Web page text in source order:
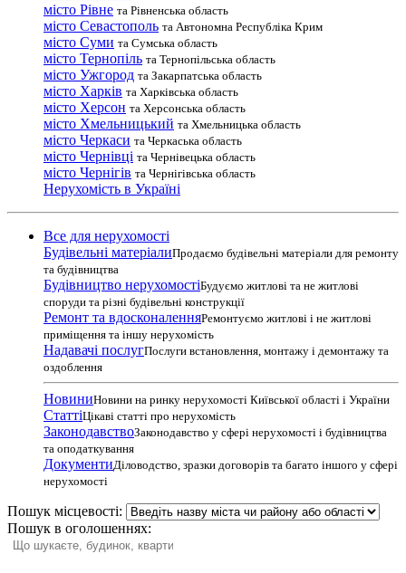
місто Рівне та Рівненська область
місто Севастополь та Автономна Республіка Крим
місто Суми та Сумська область
місто Тернопіль та Тернопільська область
місто Ужгород та Закарпатська область
місто Харків та Харківська область
місто Херсон та Херсонська область
місто Хмельницький та Хмельницька область
місто Черкаси та Черкаська область
місто Чернівці та Чернівецька область
місто Чернігів та Чернігівська область
Нерухомість в Україні
Все для нерухомості
Будівельні матеріалиПродаємо будівельні матеріали для ремонту
та будівництва
Будівництво нерухомостіБудуємо житлові та не житлові
споруди та різні будівельні конструкції
Ремонт та вдосконаленняРемонтуємо житлові і не житлові
приміщення та іншу нерухомість
Надавачі послугПослуги встановлення, монтажу і демонтажу та
оздоблення
НовиниНовини на ринку нерухомості Київської області і України
СтаттіЦікаві статті про нерухомість
ЗаконодавствоЗаконодавство у сфері нерухомості і будівництва
та оподаткування
ДокументиДіловодство, зразки договорів та багато іншого у сфері
нерухомості
Пошук місцевості:
Пошук в оголошеннях: